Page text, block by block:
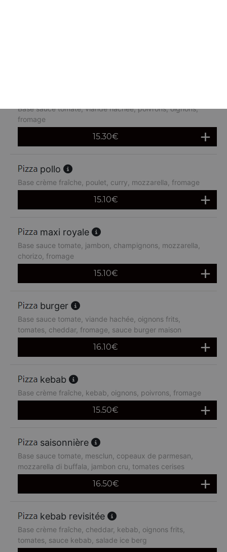
Base sauce tomate, viande hachée, poivrons, oignons,
fromage
15.30€
pollo
Base crème fraîche, poulet, curry, mozzarella, fromage
15.10€
maxi royale
Base sauce tomate, jambon, champignons, mozzarella,
chorizo, fromage
15.10€
burger
Base sauce tomate, viande hachée, oignons frits,
tomates, cheddar, fromage, sauce burger maison
16.10€
kebab
Base crème fraîche, kebab, oignons, poivrons, fromage
15.50€
saisonnière
Base sauce tomate, mesclun, copeaux de parmesan,
mozzarella di buffala, jambon cru, tomates cerises
16.50€
kebab revisitée
Base crème fraîche, cheddar, kebab, oignons frits,
tomates, sauce kebab, salade ice berg